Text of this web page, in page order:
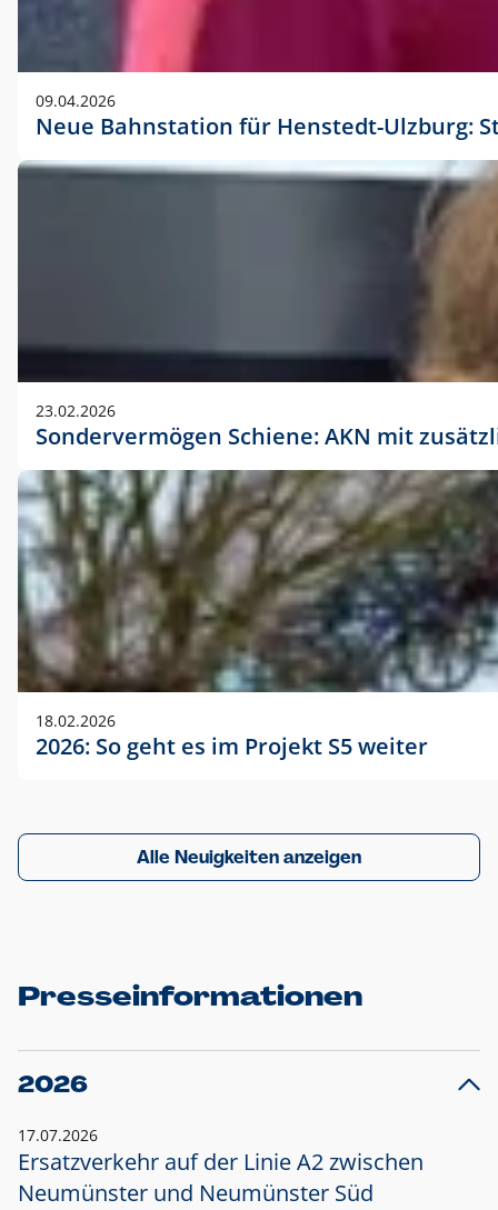
09.04.2026
Neue Bahnstation für Henstedt-Ulzburg:
23.02.2026
Sondervermögen Schiene: AKN mit
18.02.2026
2026: So geht es im Projekt S5 weiter
Alle Neuigkeiten anzeigen
Presseinformationen
2026
17.07.2026
Ersatzverkehr auf der Linie A2 zwischen
Neumünster und Neumünster Süd